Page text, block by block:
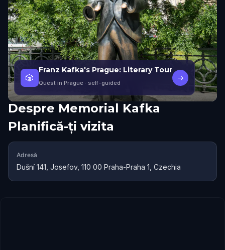
🎲
Franz Kafka's Prague: Literary Tour
Quest in Prague · self-guided
→
Despre Memorial Kafka
Planifică-ți vizita
Adresă
Dušní 141, Josefov, 110 00 Praha-Praha 1, Czechia